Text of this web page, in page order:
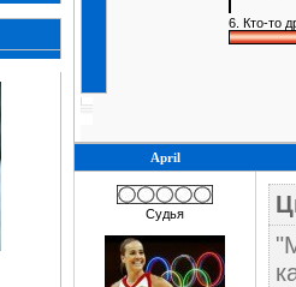
6. Кто-то
April
Судья